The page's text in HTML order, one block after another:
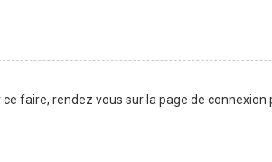
faire, rendez vous sur la page de connexion